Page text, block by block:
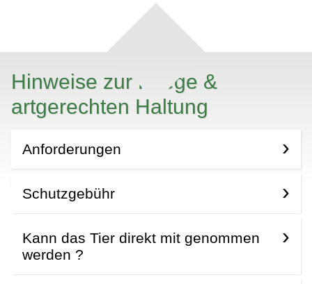
Hinweise zur Pflege &
artgerechten Haltung
Anforderungen
Schutzgebühr
Kann das Tier direkt mit genommen
werden ?